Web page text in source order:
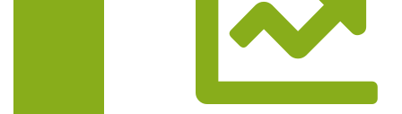
Trasa